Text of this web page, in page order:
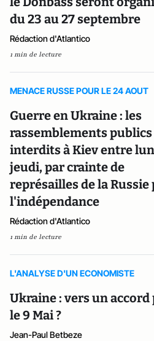
du 23 au 27 septembre
Rédaction d'Atlantico
1 min de lecture
MENACE RUSSE POUR LE 24 AOUT
Guerre en Ukraine : les
rassemblements
interdits à Kiev entre
jeudi, par crainte de
représailles de la Russie
l'indépendance
Rédaction d'Atlantico
1 min de lecture
L'ANALYSE D'UN ECONOMISTE
Ukraine : vers un accord
le 9 Mai ?
Jean-Paul Betbeze